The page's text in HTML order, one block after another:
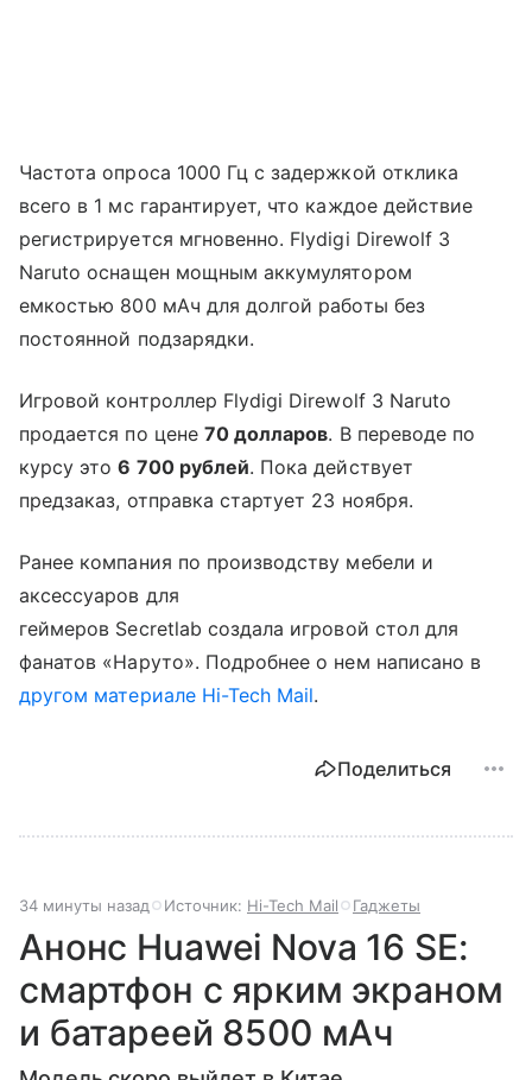
Частота опроса 1000 Гц с задержкой отклика
всего в 1 мс гарантирует, что каждое действие
регистрируется мгновенно. Flydigi Direwolf 3
Naruto оснащен мощным аккумулятором
емкостью 800 мАч для долгой работы без
постоянной подзарядки.
Игровой контроллер Flydigi Direwolf 3 Naruto
продается по цене 70 долларов. В переводе по
курсу это6 700 рублей. Пока действует
предзаказ, отправка стартует 23 ноября.
Ранее компания по производству мебели и
аксессуаров для
геймеров Secretlab создала игровой стол для
фанатов «Наруто». Подробнее о нем написано в
другом материале Hi-Tech Mail.
Поделиться
34 минуты назад Источник: Hi-Tech Mail Гаджеты
Анонс Huawei Nova 16 SE:
смартфон с ярким экраном
и батареей 8500 мАч